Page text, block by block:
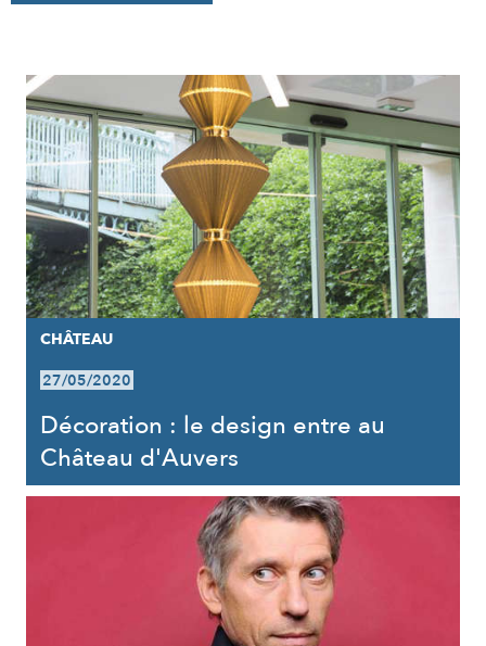
RÉSULTATS
CHÂTEAU
27/05/2020
Décoration : le design entre au
Château d'Auvers